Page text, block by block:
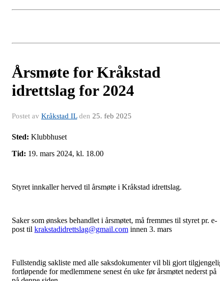
Årsmøte for Kråkstad
idrettslag for 2024
Postet av Kråkstad ILden 25. feb 2025
Sted: Klubbhuset
Tid: 19. mars 2024, kl. 18.00
Styret innkaller herved til årsmøte i Kråkstad idrettslag.
Saker som ønskes behandlet i årsmøtet, må fremmes til styret pr. e-
post til krakstadidrettslag@gmail.com innen 3. mars
Fullstendig sakliste med alle saksdokumenter vil bli gjort
fortløpende for medlemmene senest én uke før årsmøtet nederst på